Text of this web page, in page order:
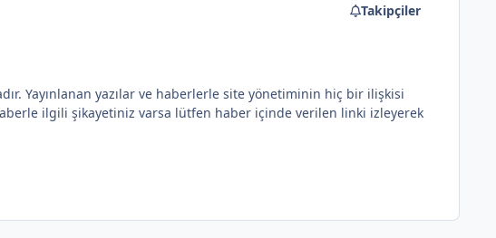
Takipçiler
Yayınlanan yazılar ve haberlerle site yönetiminin hiç bir ilişkisi
ilgili şikayetiniz varsa lütfen haber içinde verilen linki izleyerek